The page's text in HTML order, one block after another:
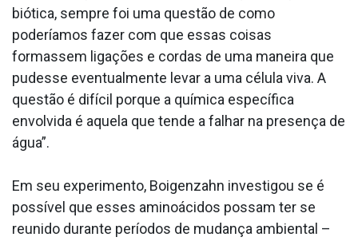
biótica, sempre foi uma questão de como
poderíamos fazer com que essas coisas
formassem ligações e cordas de uma maneira que
pudesse eventualmente levar a uma célula viva. A
questão é difícil porque a química específica
envolvida é aquela que tende a falhar na presença de
água”.
Em seu experimento, Boigenzahn investigou se é
possível que esses aminoácidos possam ter se
reunido durante períodos de mudança ambiental –